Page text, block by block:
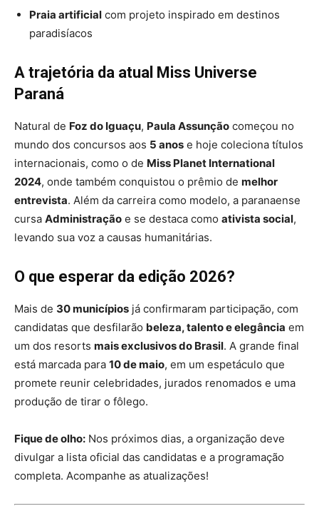
Praia artificial com projeto inspirado em destinos
paradisíacos
A trajetória da atual Miss Universe
Paraná
Natural de Foz do Iguaçu, Paula Assunção começou no
mundo dos concursos aos 5 anos e hoje coleciona títulos
internacionais, como o de Miss Planet International
2024, onde também conquistou o prêmio de melhor
entrevista. Além da carreira como modelo, a paranaense
cursa Administração e se destaca como ativista social,
levando sua voz a causas humanitárias.
O que esperar da edição 2026?
Mais de 30 municípios já confirmaram participação, com
candidatas que desfilarão beleza, talento e elegância em
um dos resorts mais exclusivos do Brasil. A grande final
está marcada para 10 de maio, em um espetáculo que
promete reunir celebridades, jurados renomados e uma
produção de tirar o fôlego.
Fique de olho: Nos próximos dias, a organização deve
divulgar a lista oficial das candidatas e a programação
completa. Acompanhe as atualizações!